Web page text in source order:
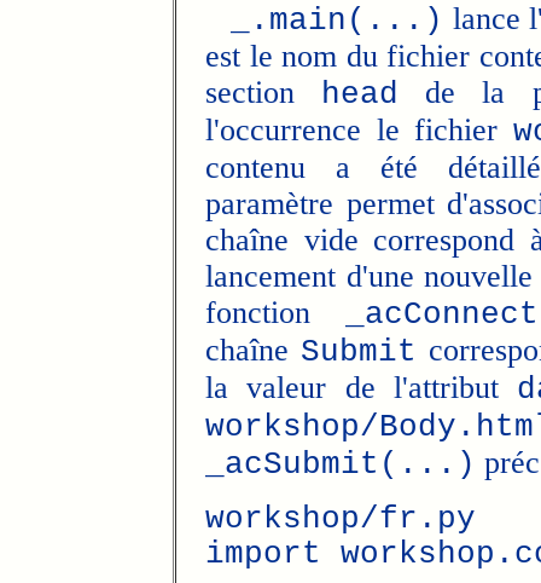
_.main(...) lance
est le nom du fichier
section head de la
l'occurrence le fichier
contenu a été
paramètre permet
chaîne vide
lancement d'une
fonction
chaîne Submit
la valeur de l'attribut
workshop/
_acSubmit(...)
workshop/fr.py
import